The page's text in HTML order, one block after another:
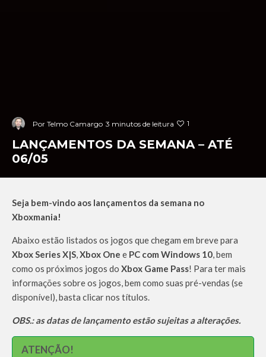
Por Telmo Camargo 3 minutos de leitura 1
LANÇAMENTOS DA SEMANA – ATÉ
06/05
Seja bem-vindo aos lançamentos da semana no
Xboxmania!
Abaixo estão listados os jogos que chegam em breve para
Xbox Series X|S,Xbox One e PC com Windows 10, bem
como os próximos jogos do Xbox Game Pass! Para ter mais
informações sobre os jogos, bem como suas pré-vendas (se
disponível), basta clicar nos títulos.
OBS.: as datas de lançamento estão sujeitas a alterações.
ATENÇÃO!